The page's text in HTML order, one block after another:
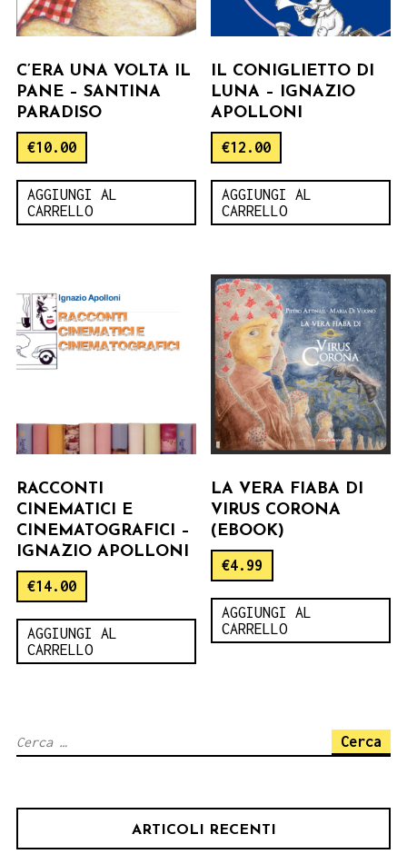
C’ERA UNA VOLTA IL
PANE – SANTINA
PARADISO
€10.00
AGGIUNGI AL
CARRELLO
IL CONIGLIETTO DI
LUNA – IGNAZIO
APOLLONI
€12.00
AGGIUNGI AL
CARRELLO
RACCONTI
CINEMATICI E
CINEMATOGRAFICI –
IGNAZIO APOLLONI
€14.00
AGGIUNGI AL
CARRELLO
LA VERA FIABA DI
VIRUS CORONA
(EBOOK)
€4.99
AGGIUNGI AL
CARRELLO
Ricerca
ARTICOLI RECENTI